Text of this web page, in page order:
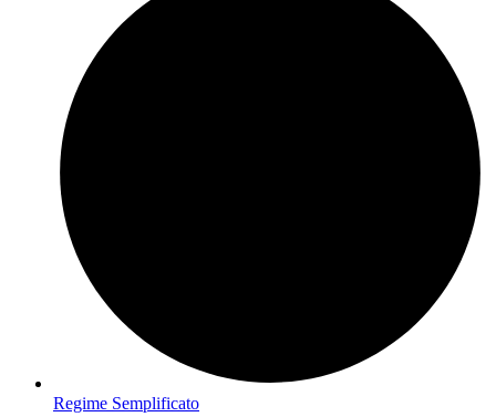
Regime Semplificato